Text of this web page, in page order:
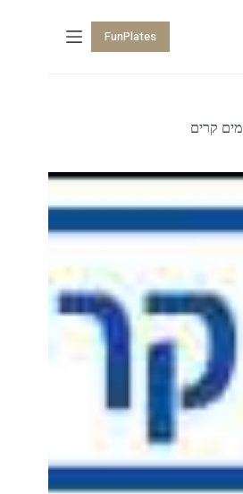
FunPlates
מים קרים